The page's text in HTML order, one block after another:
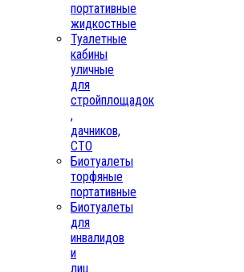
портативные
жидкостные
Туалетные
кабины
уличные
для
стройплощадок
,
дачников,
СТО
Биотуалеты
торфяные
портативные
Биотуалеты
для
инвалидов
и
лиц